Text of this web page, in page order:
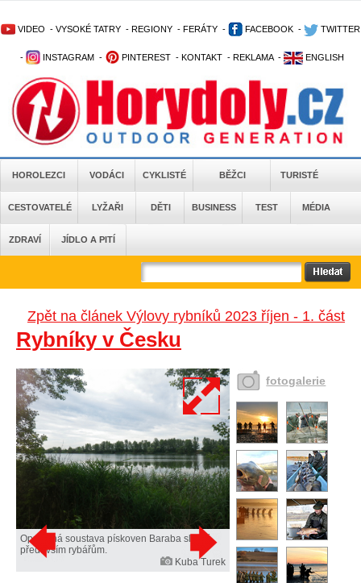
VIDEO - VYSOKÉ TATRY - REGIONY - FERÁTY - FACEBOOK - TWITTER
- INSTAGRAM - PINTEREST - KONTAKT - REKLAMA - ENGLISH
HOROLEZCI VODÁCI CYKLISTÉ BĚŽCI TURISTÉ
CESTOVATELÉ LYŽAŘI DĚTI BUSINESS TEST MÉDIA
ZDRAVÍ JÍDLO A PITÍ
Zpět na článek Výlovy rybníků 2023 říjen - 1. část
Rybníky v Česku
Opuštěná soustava pískoven Baraba slouží
především rybářům.
Kuba Turek
fotogalerie